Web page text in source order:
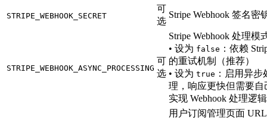
STRIPE_WEBHOOK_SECRET
可
选
Stripe Webhook 签名密
STRIPE_WEBHOOK_ASYNC_PROCESSING
可
选
Stripe Webhook 处理模
• 设为 false ：依赖
的重试机制（推荐）
• 设为 true ：启用异步
理，响应更快但需要自
实现 Webhook 处理逻辑
用户订阅管理页面